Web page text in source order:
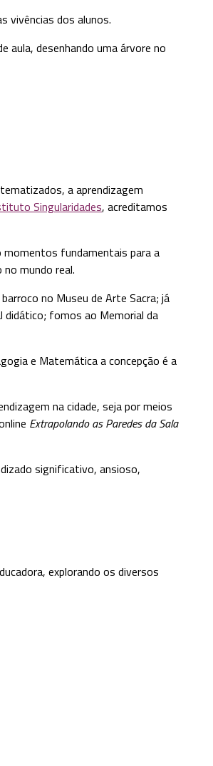
vivências dos alunos.
aula, desenhando uma árvore no
a aprendizagem
Singularidades, acreditamos
momentos fundamentais para a
mundo real.
no Museu de Arte Sacra; já
didático; fomos ao Memorial da
e Matemática a concepção é a
na cidade, seja por meios
Extrapolando as Paredes da Sala
significativo, ansioso,
explorando os diversos